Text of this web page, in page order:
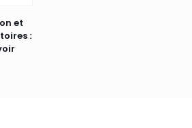
et
: